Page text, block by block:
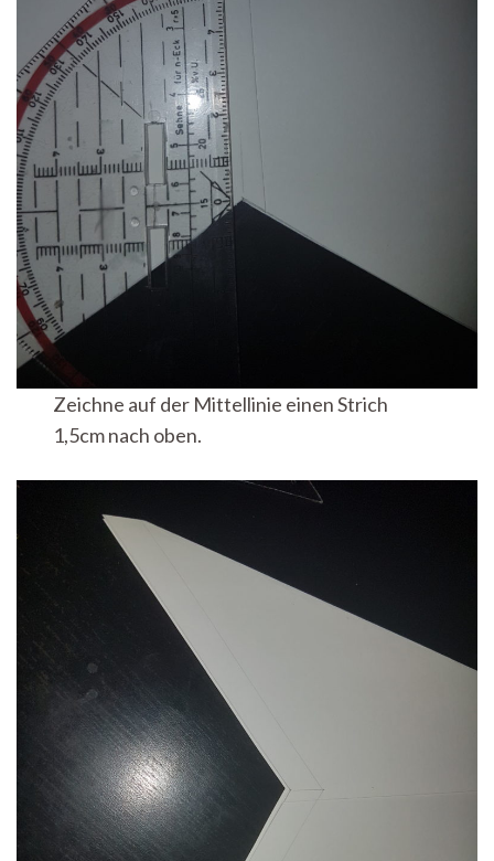
Zeichne auf der Mittellinie einen Strich
1,5cm nach oben.